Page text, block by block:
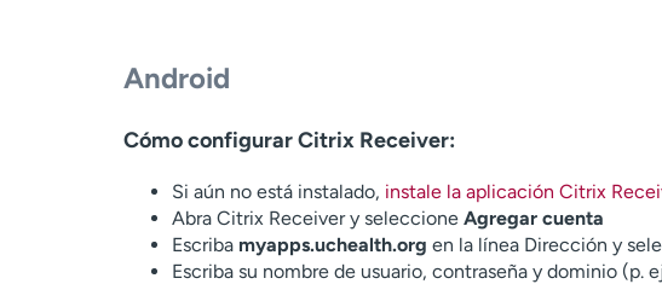
Android
Cómo configurar Citrix Receiver:
Si aún no está instalado, instale la aplicación Citrix
Abra Citrix Receiver y seleccione Agregar cuenta
Escriba myapps.uchealth.org en la línea Dirección y
Escriba su nombre de usuario, contraseña y dominio (p.